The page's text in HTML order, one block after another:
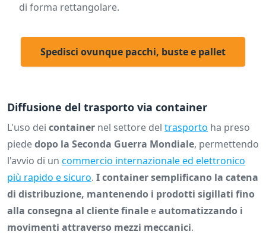
di forma rettangolare.
Spedisci ovunque pacchi, buste e pallet
Diffusione del trasporto via container
L'uso dei container nel settore del trasporto ha preso
piededopo la Seconda Guerra Mondiale, permettendo
l'avvio di un commercio internazionale ed elettronico
più rapido e sicuro. I container semplificano la catena
di distribuzione, mantenendo i prodotti sigillati fino
alla consegna al cliente finale eautomatizzando i
movimenti attraverso mezzi meccanici.